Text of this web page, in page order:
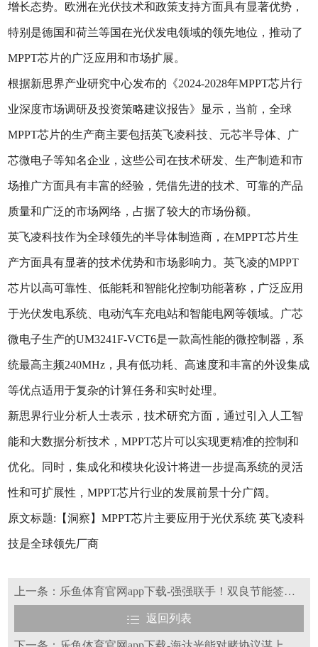
增长态势。欧洲在光伏技术和政策支持方面具有显著优势，
特别是德国和荷兰等国在光伏发电领域的领先地位，推动了
MPPT芯片的广泛应用和市场扩展。
根据新思界产业研究中心发布的《2024-2028年MPPT芯片行
业深度市场调研及投资策略建议报告》显示，当前，全球
MPPT芯片的生产商主要包括英飞凌科技、元芯半导体、广
芯微电子等知名企业，这些公司在技术研发、生产制造和市
场推广方面具有丰富的经验，凭借先进的技术、可靠的产品
质量和广泛的市场网络，占据了较大的市场份额。
英飞凌科技作为全球领先的半导体制造商，在MPPT芯片生
产方面具有显著的技术优势和市场影响力。英飞凌的MPPT
芯片以高可靠性、低能耗和智能化控制功能著称，广泛应用
于光伏发电系统、电动汽车充电站和智能电网等领域。广芯
微电子生产的UM3241F-VCT6是一款高性能的微控制器，系
统最高主频240MHz，具有低功耗、高速度和丰富的外设集成
等优点适用于复杂的计算任务和实时处理。
新思界行业分析人士表示，技术研究方面，通过引入人工智
能和大数据分析技术，MPPT芯片可以实现更精准的控制和
优化。同时，集成化和模块化设计将进一步提高系统的灵活
性和可扩展性，MPPT芯片行业的发展前景十分广阔。
原文标题:【洞察】MPPT芯片主要应用于光伏系统 英飞凌科
技是全球领先厂商
上一条：乐鱼体育官网app下载-强强联手！双良节能签订1.29亿元关联交易合同
返回列表